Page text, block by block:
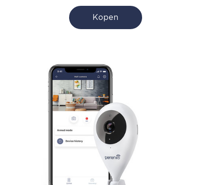
Kopen